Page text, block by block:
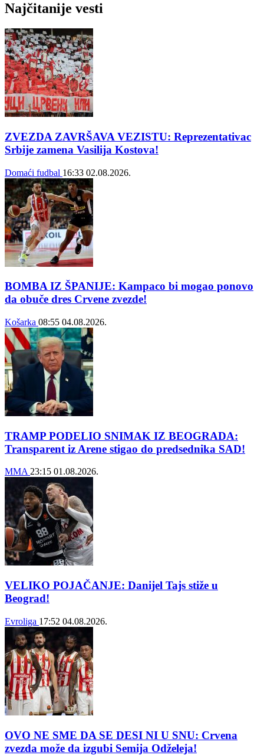
Najčitanije vesti
ZVEZDA ZAVRŠAVA VEZISTU: Reprezentativac
Srbije zamena Vasilija Kostova!
Domaći fudbal 16:33 02.08.2026.
BOMBA IZ ŠPANIJE: Kampaco bi mogao ponovo
da obuče dres Crvene zvezde!
Košarka 08:55 04.08.2026.
TRAMP PODELIO SNIMAK IZ BEOGRADA:
Transparent iz Arene stigao do predsednika SAD!
MMA23:15 01.08.2026.
VELIKO POJAČANJE: Danijel Tajs stiže u
Beograd!
Evroliga 17:52 04.08.2026.
OVO NE SME DA SE DESI NI U SNU: Crvena
zvezda može da izgubi Semija Odželeja!